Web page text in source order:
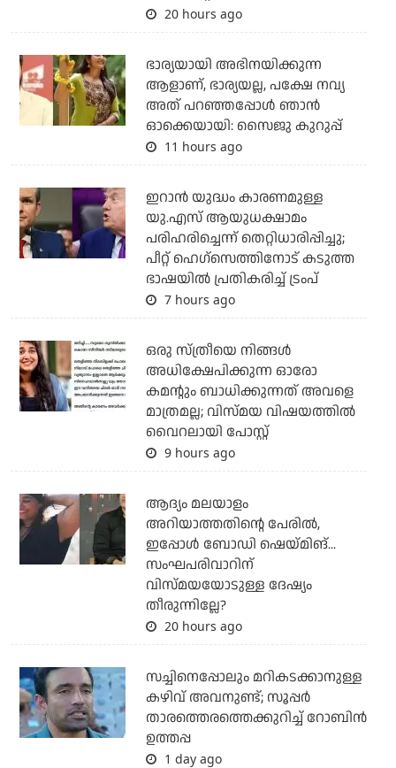
20 hours ago
ഭാര്യയായി അഭിനയിക്കുന്ന
ആളാണ്, ഭാര്യയല്ല, പക്ഷേ നവ്യ
അത് പറഞ്ഞപ്പോള്‍ ഞാന്‍
ഓക്കെയായി: സൈജു കുറുപ്പ്
11 hours ago
ഇറാന്‍ യുദ്ധം കാരണമുള്ള
യു.എസ് ആയുധക്ഷാമം
പരിഹരിച്ചെന്ന് തെറ്റിധാരിപ്പിച്ചു;
പീറ്റ് ഹെഗ്‌സെത്തിനോട് കടുത്ത
ഭാഷയില്‍ പ്രതികരിച്ച് ട്രംപ്
7 hours ago
ഒരു സ്ത്രീയെ നിങ്ങള്‍
അധിക്ഷേപിക്കുന്ന ഓരോ
കമന്റും ബാധിക്കുന്നത് അവളെ
മാത്രമല്ല; വിസ്മയ വിഷയത്തില്‍
വൈറലായി പോസ്റ്റ്
9 hours ago
ആദ്യം മലയാളം
അറിയാത്തതിന്റെ പേരില്‍,
ഇപ്പോള്‍ ബോഡി ഷെയ്മിങ്...
സംഘപരിവാറിന്
വിസ്മയയോടുള്ള ദേഷ്യം
തീരുന്നില്ലേ?
20 hours ago
സച്ചിനെപ്പോലും മറികടക്കാനുള്ള
കഴിവ് അവനുണ്ട്; സൂപ്പര്‍
താരത്തെരത്തെക്കുറിച്ച് റോബിന്‍
ഉത്തപ്പ
1 day ago